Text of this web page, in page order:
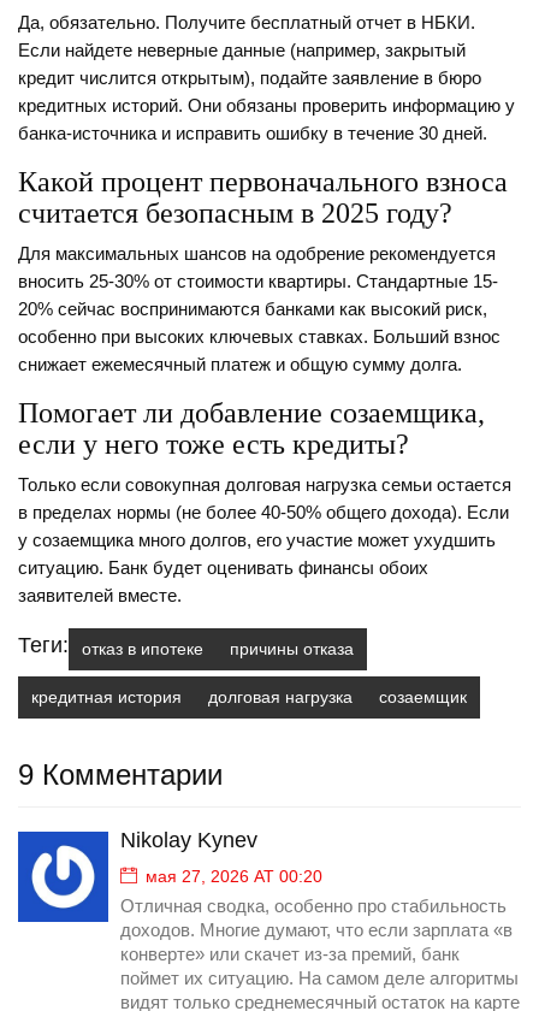
Да, обязательно. Получите бесплатный отчет в НБКИ.
Если найдете неверные данные (например, закрытый
кредит числится открытым), подайте заявление в бюро
кредитных историй. Они обязаны проверить информацию у
банка-источника и исправить ошибку в течение 30 дней.
Какой процент первоначального взноса
считается безопасным в 2025 году?
Для максимальных шансов на одобрение рекомендуется
вносить 25-30% от стоимости квартиры. Стандартные 15-
20% сейчас воспринимаются банками как высокий риск,
особенно при высоких ключевых ставках. Больший взнос
снижает ежемесячный платеж и общую сумму долга.
Помогает ли добавление созаемщика,
если у него тоже есть кредиты?
Только если совокупная долговая нагрузка семьи остается
в пределах нормы (не более 40-50% общего дохода). Если
у созаемщика много долгов, его участие может ухудшить
ситуацию. Банк будет оценивать финансы обоих
заявителей вместе.
Теги: отказ в ипотеке причины отказа
кредитная история долговая нагрузка созаемщик
9 Комментарии
Nikolay Kynev
мая 27, 2026 AT 00:20
Отличная сводка, особенно про стабильность
доходов. Многие думают, что если зарплата «в
конверте» или скачет из-за премий, банк
поймет их ситуацию. На самом деле алгоритмы
видят только среднемесячный остаток на карте